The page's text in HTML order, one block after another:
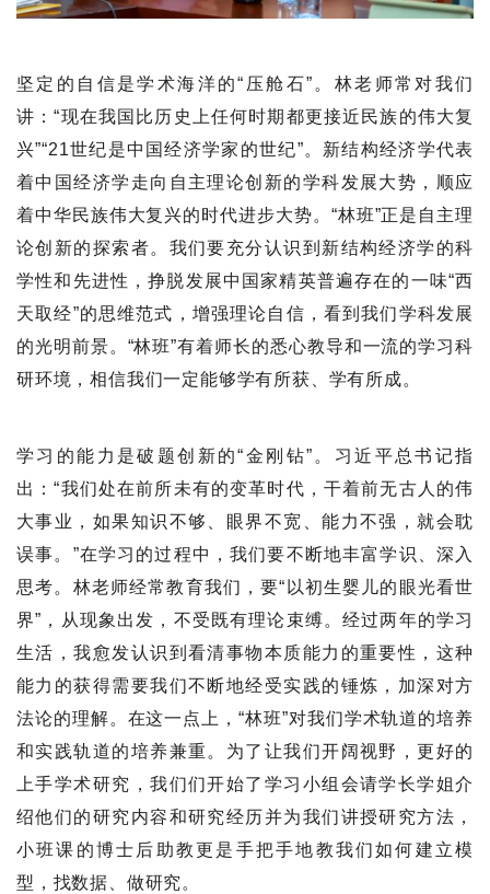
坚定的自信是学术海洋的“压舱石”。林老师常对我们
讲：“现在我国比历史上任何时期都更接近民族的伟大复
兴”“21世纪是中国经济学家的世纪”。新结构经济学代表
着中国经济学走向自主理论创新的学科发展大势，顺应
着中华民族伟大复兴的时代进步大势。“林班”正是自主理
论创新的探索者。我们要充分认识到新结构经济学的科
学性和先进性，挣脱发展中国家精英普遍存在的一味“西
天取经”的思维范式，增强理论自信，看到我们学科发展
的光明前景。“林班”有着师长的悉心教导和一流的学习科
研环境，相信我们一定能够学有所获、学有所成。
学习的能力是破题创新的“金刚钻”。习近平总书记指
出：“我们处在前所未有的变革时代，干着前无古人的伟
大事业，如果知识不够、眼界不宽、能力不强，就会耽
误事。”在学习的过程中，我们要不断地丰富学识、深入
思考。林老师经常教育我们，要“以初生婴儿的眼光看世
界”，从现象出发，不受既有理论束缚。经过两年的学习
生活，我愈发认识到看清事物本质能力的重要性，这种
能力的获得需要我们不断地经受实践的锤炼，加深对方
法论的理解。在这一点上，“林班”对我们学术轨道的培养
和实践轨道的培养兼重。为了让我们开阔视野，更好的
上手学术研究，我们们开始了学习小组会请学长学姐介
绍他们的研究内容和研究经历并为我们讲授研究方法，
小班课的博士后助教更是手把手地教我们如何建立模
型，找数据、做研究。